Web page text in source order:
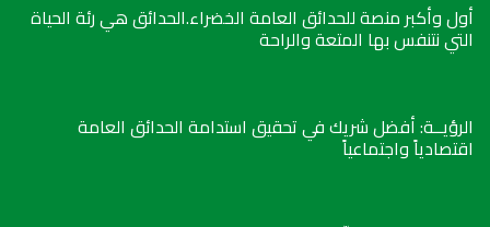
أول وأكبر منصة للحدائق العامة الخضراء.الحدائق هي رئة الحياة
التي نتنفس بها المتعة والراحة
الرؤيــة: أفضل شريك في تحقيق استدامة الحدائق العامة
اقتصادياً واجتماعياً